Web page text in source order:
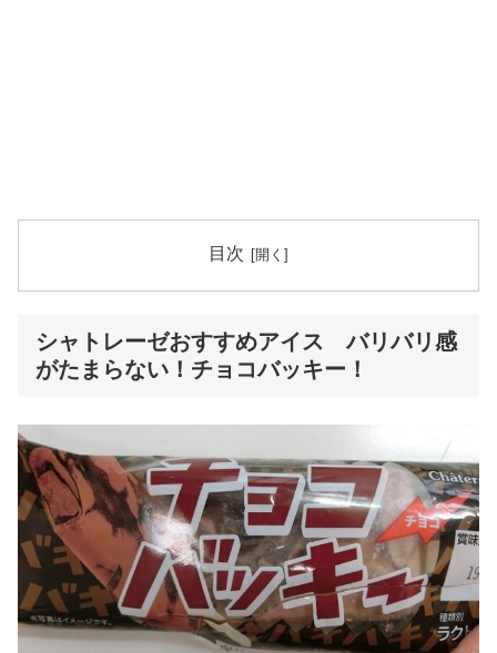
目次
シャトレーゼおすすめアイス バリバリ感
がたまらない！チョコバッキー！